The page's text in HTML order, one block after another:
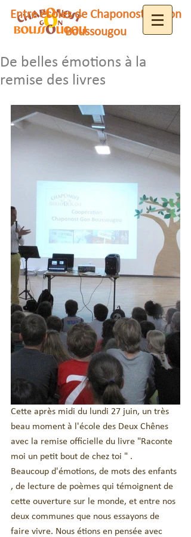
Entre écoles de Chaponost et Gon
Boussougou
De belles émotions à la
remise des livres
Cette après midi du lundi 27 juin, un très
beau moment à l'école des Deux Chênes
avec la remise officielle du livre "Raconte
moi un petit bout de chez toi " .
Beaucoup d'émotions, de mots des enfants
, de lecture de poèmes qui témoignent de
cette ouverture sur le monde, et entre nos
deux communes que nous essayons de
faire vivre. Nous étions en pensée avec